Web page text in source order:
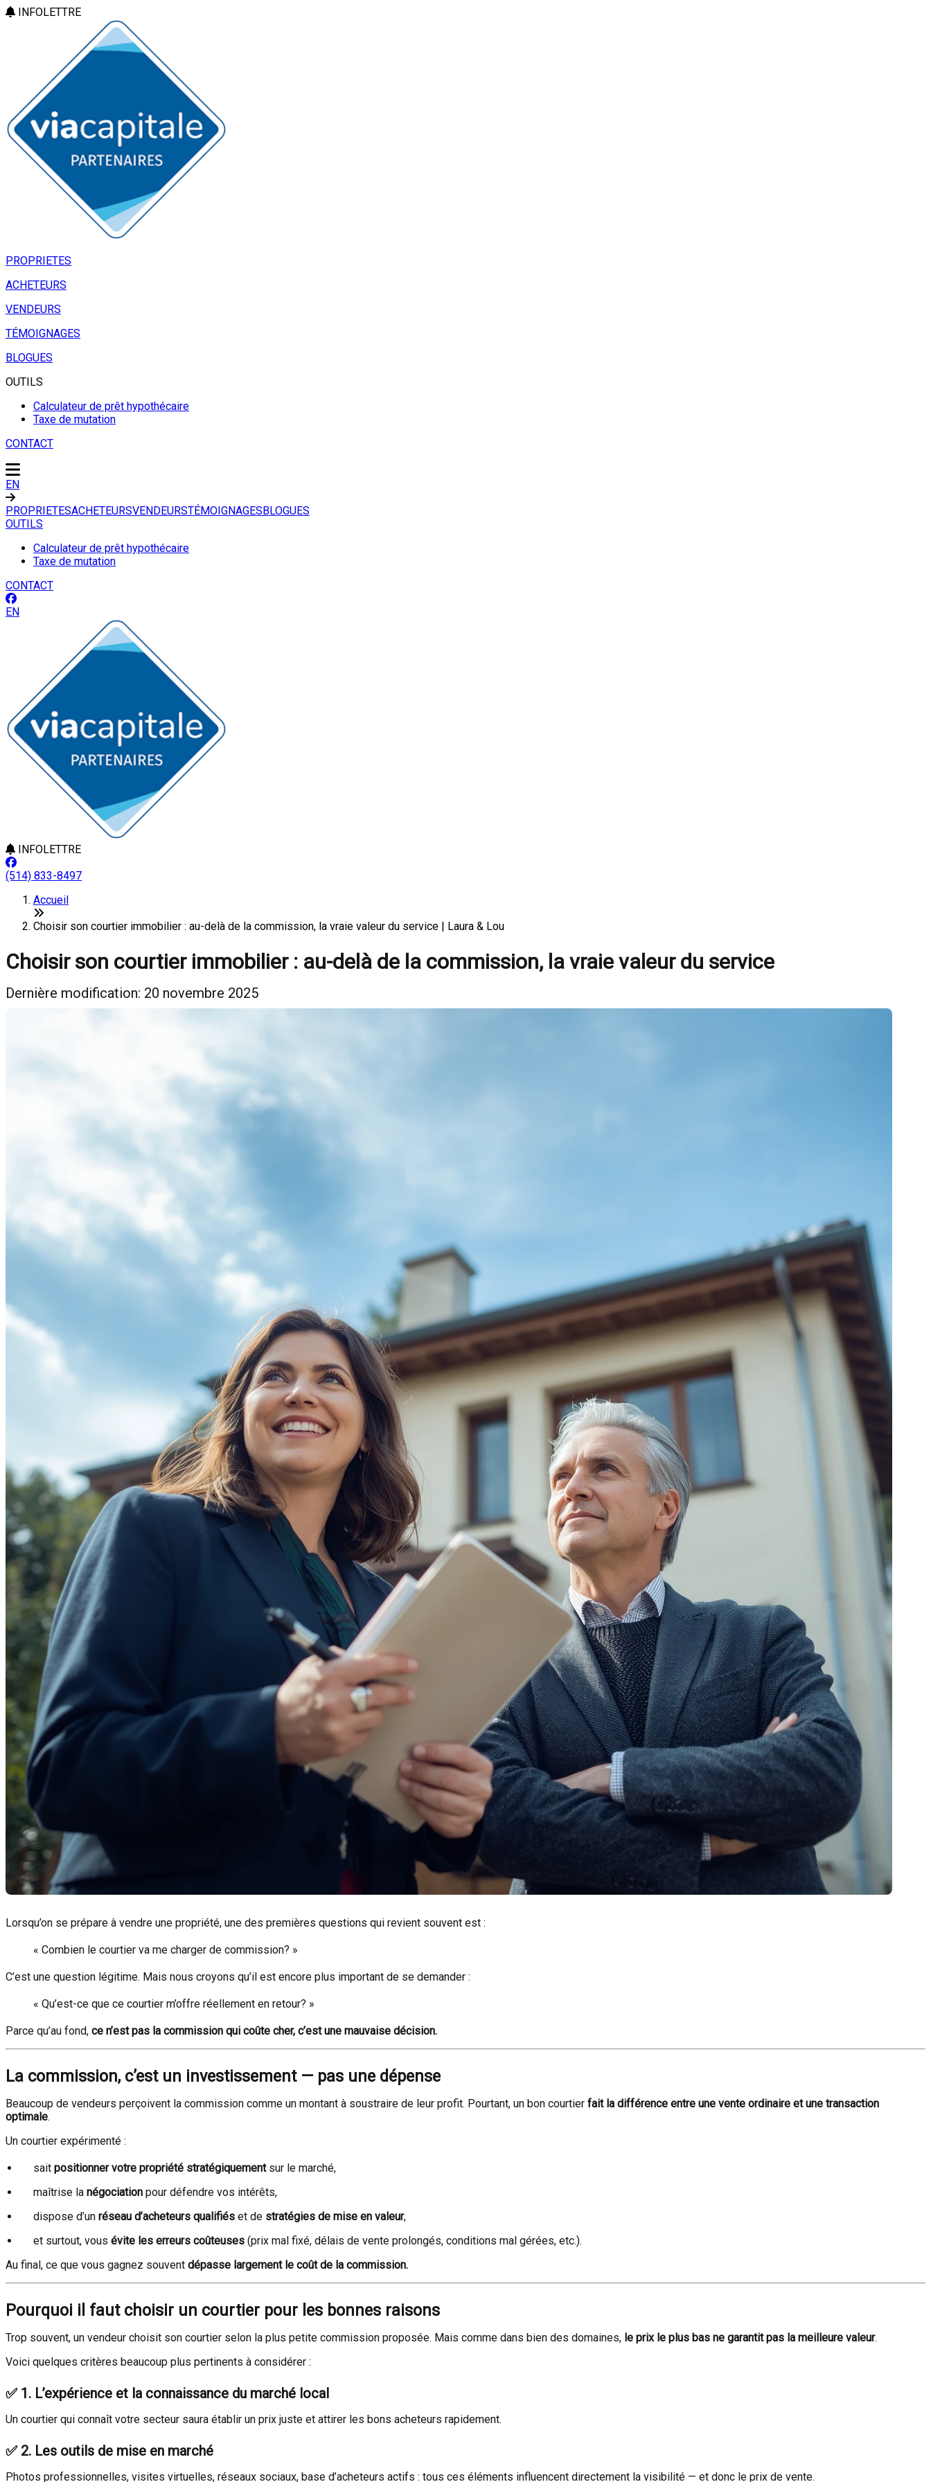
INFOLETTRE
PROPRIETES
ACHETEURS
VENDEURS
TÉMOIGNAGES
BLOGUES
OUTILS
Calculateur de prêt hypothécaire
Taxe de mutation
CONTACT
EN
PROPRIETESACHETEURSVENDEURSTÉMOIGNAGESBLOGUES
OUTILS
Calculateur de prêt hypothécaire
Taxe de mutation
CONTACT
EN
INFOLETTRE
(514) 833-8497
Accueil
Choisir son courtier immobilier : au-delà de la commission, la vraie valeur du service | Laura & Lou
Choisir son courtier immobilier : au-delà de la commission, la vraie valeur du service
Dernière modification: 20 novembre 2025
Lorsqu’on se prépare à vendre une propriété, une des premières questions qui revient souvent est :
« Combien le courtier va me charger de commission? »
C’est une question légitime. Mais nous croyons qu’il est encore plus important de se demander :
« Qu’est-ce que ce courtier m’offre réellement en retour? »
Parce qu’au fond, ce n’est pas la commission qui coûte cher, c’est une mauvaise décision.
La commission, c’est un investissement — pas une dépense
Beaucoup de vendeurs perçoivent la commission comme un montant à soustraire de leur profit. Pourtant, un bon courtier fait la différence entre une vente ordinaire et une transaction
optimale.
Un courtier expérimenté :
sait positionner votre propriété stratégiquementsur le marché,
maîtrise la négociation pour défendre vos intérêts,
dispose d’un réseau d’acheteurs qualifiés et de stratégies de mise en valeur,
et surtout, vous évite les erreurs coûteuses (prix mal fixé, délais de vente prolongés, conditions mal gérées, etc.).
Au final, ce que vous gagnez souvent dépasse largement le coût de la commission.
Pourquoi il faut choisir un courtier pour les bonnes raisons
Trop souvent, un vendeur choisit son courtier selon la plus petite commission proposée. Mais comme dans bien des domaines, le prix le plus bas ne garantit pas la meilleure valeur.
Voici quelques critères beaucoup plus pertinents à considérer :
✅ 1. L’expérience et la connaissance du marché local
Un courtier qui connaît votre secteur saura établir un prix juste et attirer les bons acheteurs rapidement.
✅ 2. Les outils de mise en marché
Photos professionnelles, visites virtuelles, réseaux sociaux, base d’acheteurs actifs : tous ces éléments influencent directement la visibilité — et donc le prix de vente.